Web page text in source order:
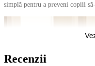
simplă pentru a preveni copiii
Recenzii